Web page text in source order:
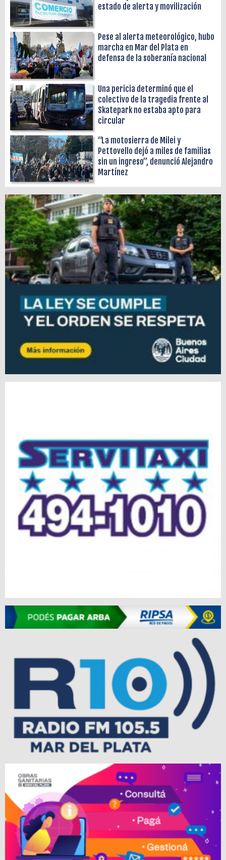
estado de alerta y movilización
Pese al alerta meteorológico, hubo
marcha en Mar del Plata en
defensa de la soberanía nacional
Una pericia determinó que el
colectivo de la tragedia frente al
Skatepark no estaba apto para
circular
“La motosierra de Milei y
Pettovello dejó a miles de familias
sin un ingreso”, denunció Alejandro
Martínez